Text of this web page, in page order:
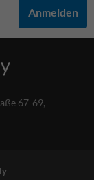
Anmelden
67-69,